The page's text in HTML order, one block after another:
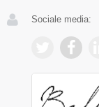
Sociale media: